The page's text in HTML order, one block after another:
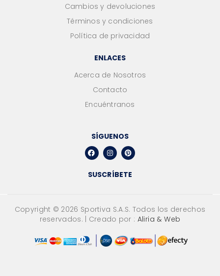
Cambios y devoluciones
Términos y condiciones
Política de privacidad
ENLACES
Acerca de Nosotros
Contacto
Encuéntranos
SÍGUENOS
SUSCRÍBETE
Copyright © 2026 Sportiva S.A.S. Todos los derechos
reservados. | Creado por : Aliria & Web